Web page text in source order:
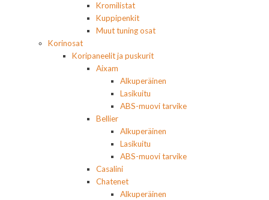
Kromilistat
Kuppipenkit
Muut tuning osat
Korinosat
Koripaneelit ja puskurit
Aixam
Alkuperäinen
Lasikuitu
ABS-muovi tarvike
Bellier
Alkuperäinen
Lasikuitu
ABS-muovi tarvike
Casalini
Chatenet
Alkuperäinen